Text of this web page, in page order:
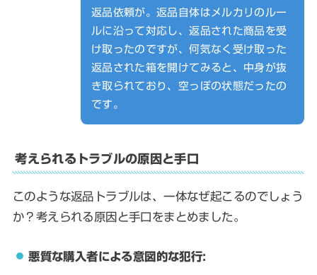
返品依頼が。返品自体はメルカリのルー
ルに沿って対応し、返品された商品を受
け取ったのですが、何気なく受け取った
返品された箱を開けてみると、中身が抜
き取られており、空っぽの状態だったの
です。
考えられるトラブルの原因と手口
このような返品トラブルは、一体なぜ起こるのでしょう
か？考えられる原因と手口をまとめました。
悪質な購入者による意図的な犯行: